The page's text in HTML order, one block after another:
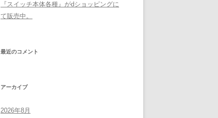
『スイッチ本体各種』がdショッピングに
て販売中。
最近のコメント
アーカイブ
2026年8月